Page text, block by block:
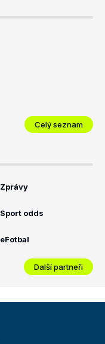
Celý seznam
Zprávy
Sport odds
eFotbal
Další partneři